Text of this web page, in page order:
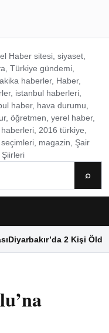
Haber sitesi, siyaset,
Türkiye gündemi,
haberler, Haber,
istanbul haberleri,
haber, hava durumu,
öğretmen, yerel haber,
2016 türkiye,
magazin, Şair
Şiirleri
⌕
Diyarbakır’da 2 Kişi Öldü